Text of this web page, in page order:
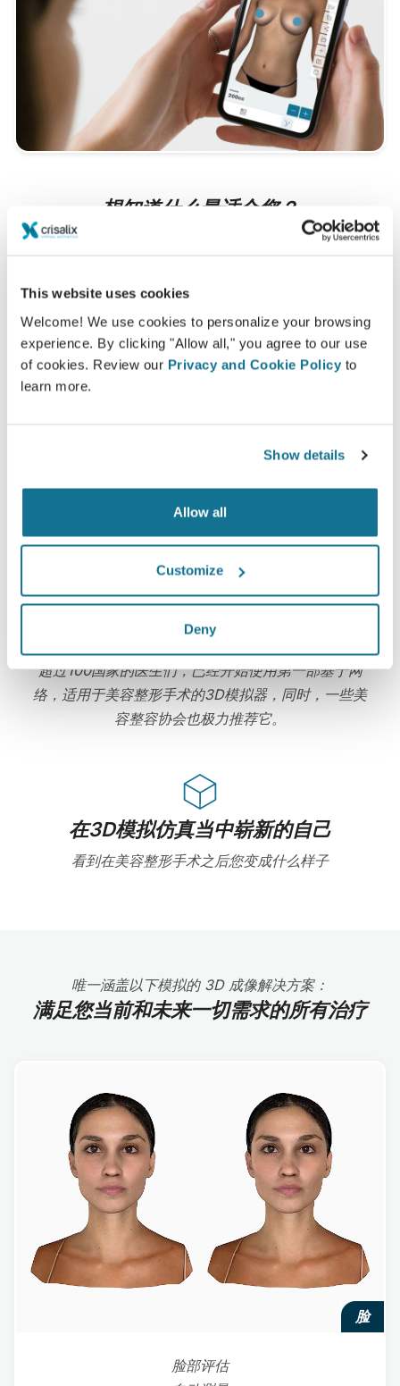
This website uses cookies
Welcome! We use cookies to personalize your browsing
experience. By clicking "Allow all," you agree to our use
of cookies. Review our Privacy and Cookie Policy to
learn more.
Show details
Allow all
Customize
Deny
想知道什么最适合您？
咨询后，Dr. Dr. med. Heinrich Peters
可以让您通过自己
以与家人，朋友或任何您想征询意见的人分享它.
现在就可以看到崭新的自己！
Crisalix 始终致力于保护您的个人隐私。我们的服务
高新技术
超过100国家的医生们，已经开始使用第一部基于网
络，适用于美容整形手术的3D模拟器，同时，一些美
容整容协会也极力推荐它。
在3D模拟仿真当中崭新的自己
看到在美容整形手术之后您变成什么样子
唯一涵盖以下模拟的 3D 成像解决方案：
满足您当前和未来一切需求的所有治疗
脸
脸部评估